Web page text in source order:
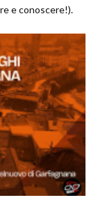
e conoscere!).